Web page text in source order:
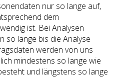
nur so lange auf,
dem
ist. Bei Analysen
so lange bis die Analyse
werden von uns
mindestens so lange wie
und längstens so lange